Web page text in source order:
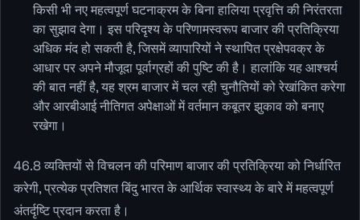
किसी भी नए महत्वपूर्ण घटनाक्रम के बिना हालिया प्रवृत्ति की निरंतरता
का सुझाव देगा। इस परिदृश्य के परिणामस्वरूप बाजार की प्रतिक्रिया
अधिक मंद हो सकती है, जिसमें व्यापारियों ने स्थापित प्रक्षेपवक्र के
आधार पर अपने मौजूदा पूर्वाग्रहों की पुष्टि की है। हालांकि यह आश्चर्य
की बात नहीं है, यह श्रम बाजार में चल रही चुनौतियों को रेखांकित करेगा
और आरबीआई नीतिगत अपेक्षाओं में वर्तमान कबूतर झुकाव को बनाए
रखेगा।
46.8 व्यक्तियों से विचलन की परिमाण बाजार की प्रतिक्रिया को निर्धारित
करेगी, प्रत्येक प्रतिशत बिंदु भारत के आर्थिक स्वास्थ्य के बारे में महत्वपूर्ण
अंतर्दृष्टि प्रदान करता है।